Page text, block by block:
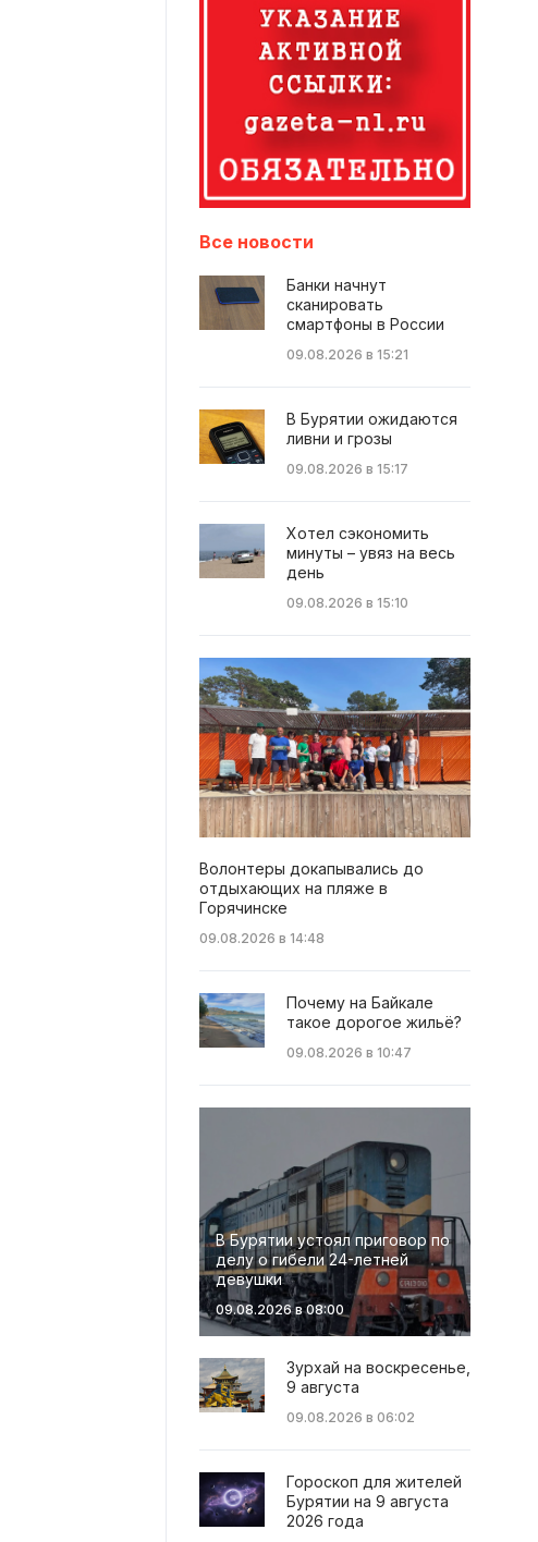
Все новости
Банки начнут
сканировать
смартфоны в России
09.08.2026 в 15:21
В Бурятии ожидаются
ливни и грозы
09.08.2026 в 15:17
Хотел сэкономить
минуты – увяз на весь
день
09.08.2026 в 15:10
Волонтеры докапывались до
отдыхающих на пляже в
Горячинске
09.08.2026 в 14:48
Почему на Байкале
такое дорогое жильё?
09.08.2026 в 10:47
В Бурятии устоял приговор по
делу о гибели 24-летней
девушки
09.08.2026 в 08:00
Зурхай на воскресенье,
9 августа
09.08.2026 в 06:02
Гороскоп для жителей
Бурятии на 9 августа
2026 года